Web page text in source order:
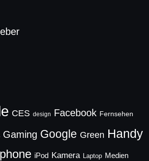
CES design Facebook Fernsehen
Gaming Google Green Handy
iPod Kamera Laptop Medien